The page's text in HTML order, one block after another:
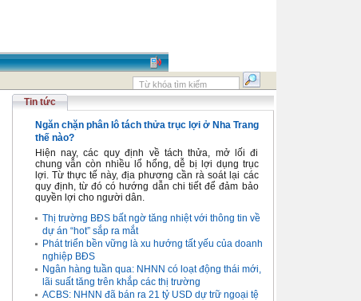
Tin tức
Ngăn chặn phân lô tách thửa trục lợi ở Nha Trang
thế nào?
Hiện nay, các quy định về tách thửa, mở lối đi
chung vẫn còn nhiều lổ hổng, dễ bị lợi dụng trục
lợi. Từ thực tế này, địa phương cần rà soát lại các
quy định, từ đó có hướng dẫn chi tiết để đảm bảo
quyền lợi cho người dân.
Thị trường BĐS bất ngờ tăng nhiệt với thông tin về
dự án “hot” sắp ra mắt
Phát triển bền vững là xu hướng tất yếu của doanh
nghiệp BĐS
Ngân hàng tuần qua: NHNN có loạt động thái mới,
lãi suất tăng trên khắp các thị trường
ACBS: NHNN đã bán ra 21 tỷ USD dự trữ ngoại tệ